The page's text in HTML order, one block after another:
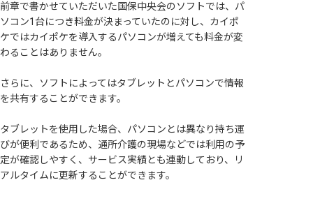
前章で書かせていただいた国保中央会のソフトでは、パ
ソコン1台につき料金が決まっていたのに対し、カイポ
ケではカイポケを導入するパソコンが増えても料金が変
わることはありません。
さらに、ソフトによってはタブレットとパソコンで情報
を共有することができます。
タブレットを使用した場合、パソコンとは異なり持ち運
びが便利であるため、通所介護の現場などでは利用の予
定が確認しやすく、サービス実績とも連動しており、リ
アルタイムに更新することができます。